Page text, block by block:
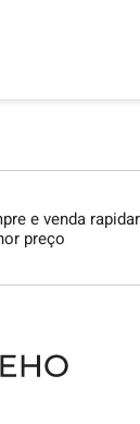
e venda
preço